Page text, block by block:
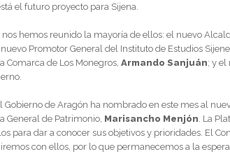
el futuro proyecto para Sijena.
nos hemos reunido la mayoría de ellos: el nuevo
nuevo Promotor General del Instituto de Estudios
Comarca de Los Monegros, Armando Sanjuán; y el
Gobierno de Aragón ha nombrado en este mes al
General de Patrimonio, Marisancho Menjón . La
para dar a conocer sus objetivos y prioridades. El
con ellos, por lo que permanecemos a la espera.